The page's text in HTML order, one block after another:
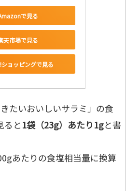
で見る
天市場で見る
ョッピングで見る
たいおいしいサラミ」の食
ると1袋（23g）あたり1gと書
あたりの食塩相当量に換算